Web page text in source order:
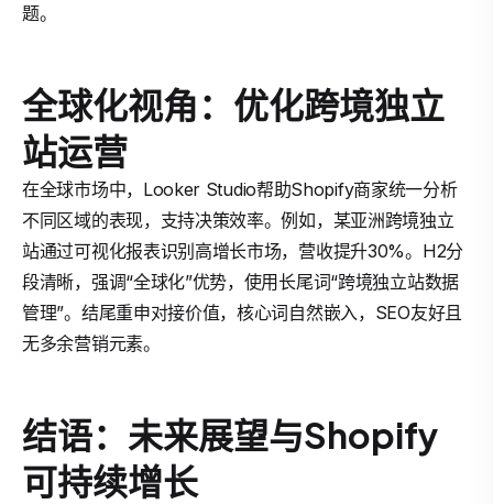
题。
全球化视角：优化跨境独立
站运营
在全球市场中，Looker Studio帮助Shopify商家统一分析
不同区域的表现，支持决策效率。例如，某亚洲跨境独立
站通过可视化报表识别高增长市场，营收提升30%。H2分
段清晰，强调“全球化”优势，使用长尾词“跨境独立站数据
管理”。结尾重申对接价值，核心词自然嵌入，SEO友好且
无多余营销元素。
结语：未来展望与Shopify
可持续增长